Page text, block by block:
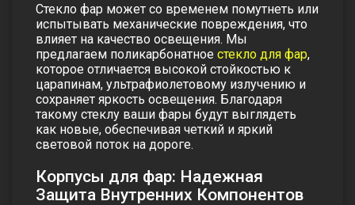
Стекло фар может со временем помутнеть или
испытывать механические повреждения, что
влияет на качество освещения. Мы
предлагаем поликарбонатное стекло для фар,
которое отличается высокой стойкостью к
царапинам, ультрафиолетовому излучению и
сохраняет яркость освещения. Благодаря
такому стеклу ваши фары будут выглядеть
как новые, обеспечивая четкий и яркий
световой поток на дороге.
Корпусы для фар: Надежная
Защита Внутренних Компонентов